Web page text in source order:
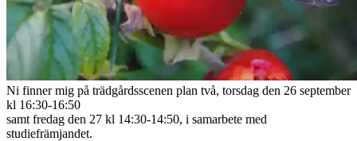
Ni finner mig på trädgårdsscenen plan två, torsdag den 26 september
kl 16:30-16:50
samt fredag den 27 kl 14:30-14:50, i samarbete med
studiefrämjandet.